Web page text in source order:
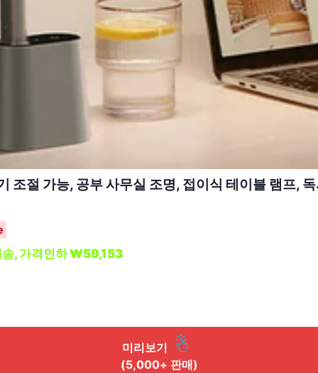
조절 가능, 공부 사무실 조명, 접이식 테이블 램프,
, 가격인하 ₩59,153
미리보기
(5,000+ 판매)